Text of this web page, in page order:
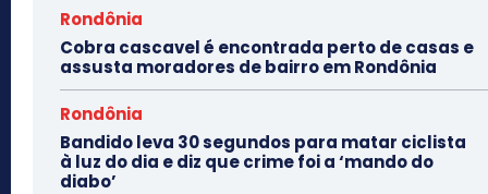
Rondônia
Cobra cascavel é encontrada perto de casas e
assusta moradores de bairro em Rondônia
Rondônia
Bandido leva 30 segundos para matar ciclista
à luz do dia e diz que crime foi a ‘mando do
diabo’